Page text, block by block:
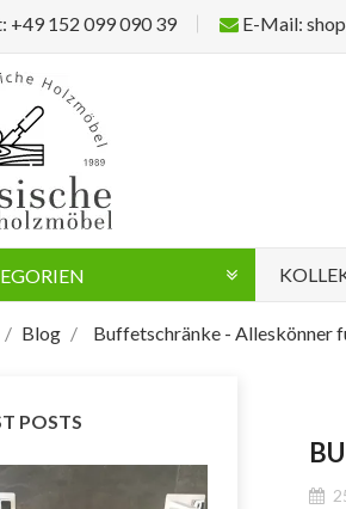
+49 152 099 090 39 E-Mail:
Blog Buffetschränke - Alleskönner
POSTS